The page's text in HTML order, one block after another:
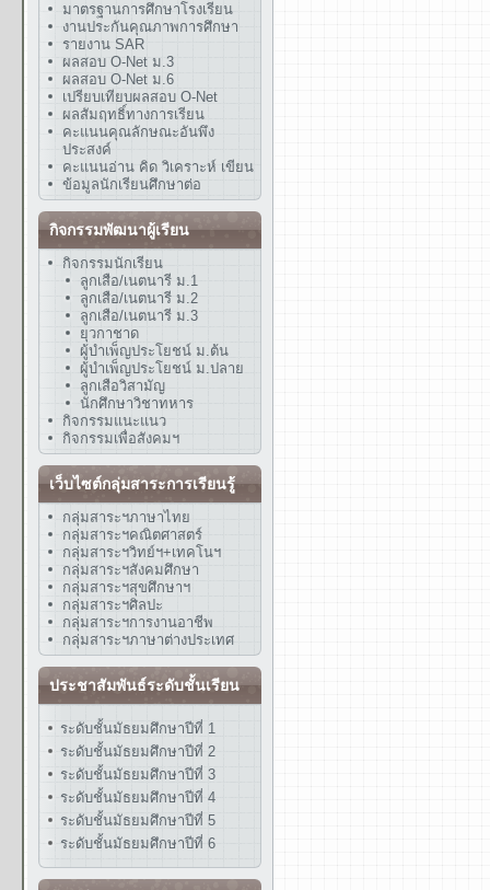
มาตรฐานการศึกษาโรงเรียน
งานประกันคุณภาพการศึกษา
รายงาน SAR
ผลสอบ O-Net ม.3
ผลสอบ O-Net ม.6
เปรียบเทียบผลสอบ O-Net
ผลสัมฤทธิ์ทางการเรียน
คะแนนคุณลักษณะอันพึง
ประสงค์
คะแนนอ่าน คิด วิเคราะห์ เขียน
ข้อมูลนักเรียนศึกษาต่อ
กิจกรรมพัฒนาผู้เรียน
กิจกรรมนักเรียน
ลูกเสือ/เนตนารี ม.1
ลูกเสือ/เนตนารี ม.2
ลูกเสือ/เนตนารี ม.3
ยุวกาชาด
ผู้บำเพ็ญประโยชน์ ม.ต้น
ผู้บำเพ็ญประโยชน์ ม.ปลาย
ลูกเสือวิสามัญ
นักศึกษาวิชาทหาร
กิจกรรมแนะแนว
กิจกรรมเพื่อสังคมฯ
เว็บไซต์กลุ่มสาระการเรียนรู้
กลุ่มสาระฯภาษาไทย
กลุ่มสาระฯคณิตศาสตร์
กลุ่มสาระฯวิทย์ฯ+เทคโนฯ
กลุ่มสาระฯสังคมศึกษา
กลุ่มสาระฯสุขศึกษาฯ
กลุ่มสาระฯศิลปะ
กลุ่มสาระฯการงานอาชีพ
กลุ่มสาระฯภาษาต่างประเทศ
ประชาสัมพันธ์ระดับชั้นเรียน
ระดับชั้นมัธยมศึกษาปีที่ 1
ระดับชั้นมัธยมศึกษาปีที่ 2
ระดับชั้นมัธยมศึกษาปีที่ 3
ระดับชั้นมัธยมศึกษาปีที่ 4
ระดับชั้นมัธยมศึกษาปีที่ 5
ระดับชั้นมัธยมศึกษาปีที่ 6